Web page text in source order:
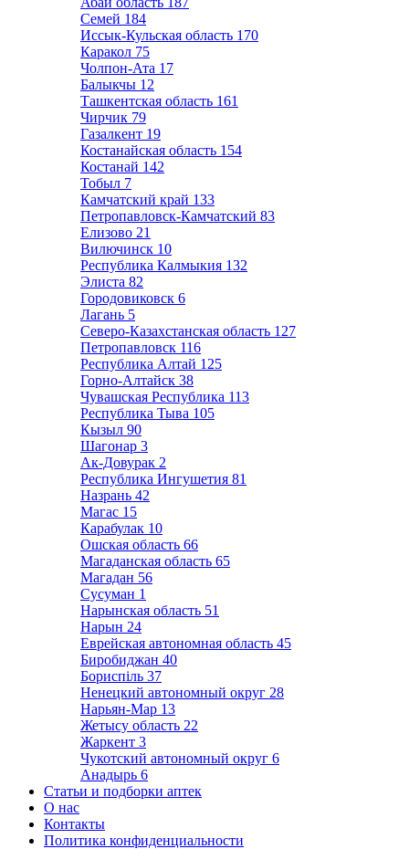
Семей 184
Иссык-Кульская область 170
Каракол 75
Чолпон-Ата 17
Балыкчы 12
Ташкентская область 161
Чирчик 79
Газалкент 19
Костанайская область 154
Костанай 142
Тобыл 7
Камчатский край 133
Петропавловск-Камчатский 83
Елизово 21
Вилючинск 10
Республика Калмыкия 132
Элиста 82
Городовиковск 6
Лагань 5
Северо-Казахстанская область 127
Петропавловск 116
Республика Алтай 125
Горно-Алтайск 38
Чувашская Республика 113
Республика Тыва 105
Кызыл 90
Шагонар 3
Ак-Довурак 2
Республика Ингушетия 81
Назрань 42
Магас 15
Карабулак 10
Ошская область 66
Магаданская область 65
Магадан 56
Сусуман 1
Нарынская область 51
Нарын 24
Еврейская автономная область 45
Биробиджан 40
Бориспіль 37
Ненецкий автономный округ 28
Нарьян-Мар 13
Жетысу область 22
Жаркент 3
Чукотский автономный округ 6
Анадырь 6
Статьи и подборки аптек
О нас
Контакты
Политика конфиденциальности